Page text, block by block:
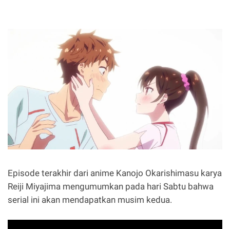
Episode terakhir dari anime Kanojo Okarishimasu karya
Reiji Miyajima mengumumkan pada hari Sabtu bahwa
serial ini akan mendapatkan musim kedua.